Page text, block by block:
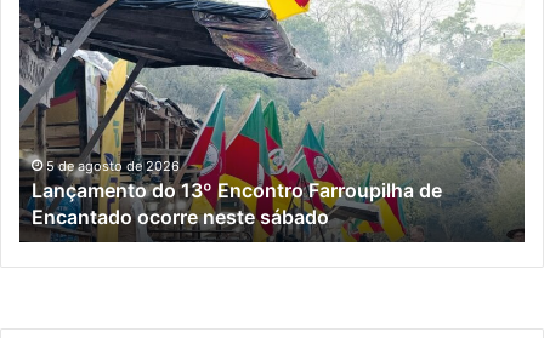
do
13º
Encontro
Farroupilha
de
Encantado
ocorre
neste
sábado
5 de agosto de 2026
Lançamento do 13º Encontro Farroupilha de
Encantado ocorre neste sábado
da
e